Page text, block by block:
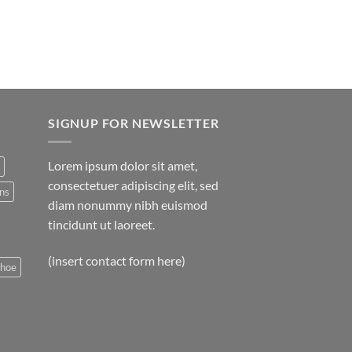
SIGNUP FOR NEWSLETTER
Lorem ipsum dolor sit amet,
consectetuer adipiscing elit, sed
diam nonummy nibh euismod
tincidunt ut laoreet.
(insert contact form here)